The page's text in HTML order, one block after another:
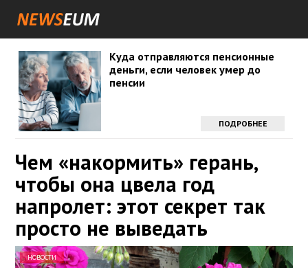
Куда отправляются пенсионные
деньги, если человек умер до
пенсии
ПОДРОБНЕЕ
Чем «накормить» герань,
чтобы она цвела год
напролет: этот секрет так
просто не выведать
НОВОСТИ